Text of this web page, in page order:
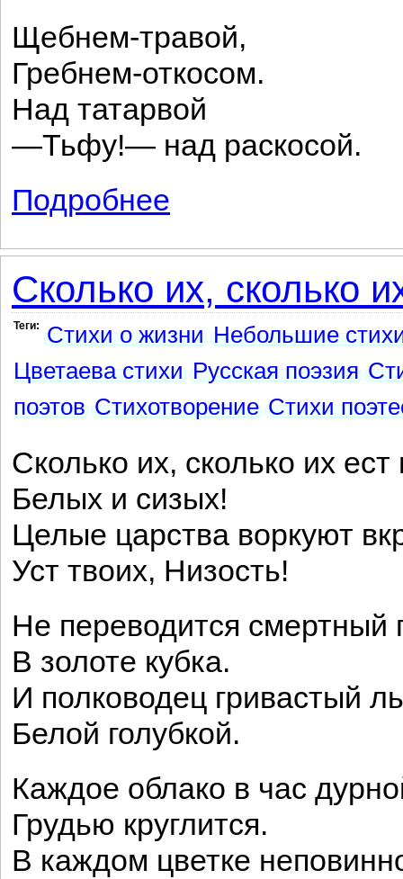
Щебнем-травой,
Гребнем-откосом.
Над татарвой
—Тьфу!— над раскосой.
Подробнее
Сколько их, сколько
Теги: Стихи о жизни Небольшие
Цветаева стихи Русская поэзия
поэтов Стихотворение Стихи
Сколько их, сколько их ест
Белых и сизых!
Целые царства воркуют
Уст твоих, Низость!
Не переводится смертный
В золоте кубка.
И полководец гривастый
Белой голубкой.
Каждое облако в час
Грудью круглится.
В каждом цветке